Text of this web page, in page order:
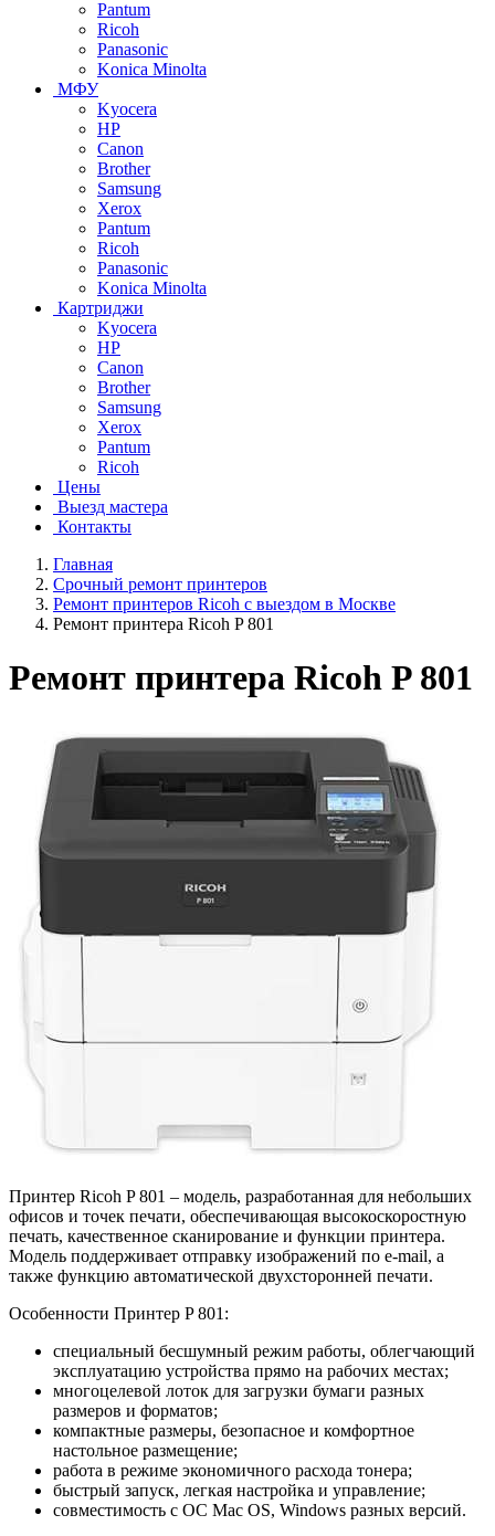
Pantum
Ricoh
Panasonic
Konica Minolta
МФУ
Kyocera
HP
Canon
Brother
Samsung
Xerox
Pantum
Ricoh
Panasonic
Konica Minolta
Картриджи
Kyocera
HP
Canon
Brother
Samsung
Xerox
Pantum
Ricoh
Цены
Выезд мастера
Контакты
Главная
Срочный ремонт принтеров
Ремонт принтеров Ricoh с выездом в Москве
Ремонт принтера Ricoh P 801
Ремонт принтера Ricoh P 801
Принтер Ricoh P 801 – модель, разработанная для небольших
офисов и точек печати, обеспечивающая высокоскоростную
печать, качественное сканирование и функции принтера.
Модель поддерживает отправку изображений по e-mail, а
также функцию автоматической двухсторонней печати.
Особенности Принтер P 801:
специальный бесшумный режим работы, облегчающий
эксплуатацию устройства прямо на рабочих местах;
многоцелевой лоток для загрузки бумаги разных
размеров и форматов;
компактные размеры, безопасное и комфортное
настольное размещение;
работа в режиме экономичного расхода тонера;
быстрый запуск, легкая настройка и управление;
совместимость с ОС Mac OS, Windows разных версий.